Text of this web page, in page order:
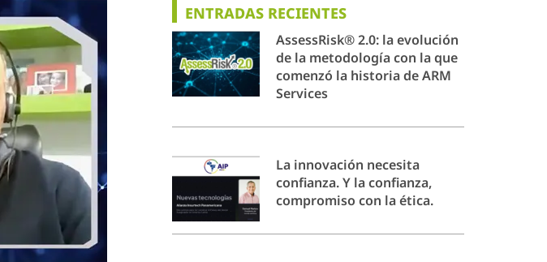
ENTRADAS RECIENTES
AssessRisk® 2.0: la evolución
de la metodología con la que
comenzó la historia de ARM
Services
La innovación necesita
confianza. Y la confianza,
compromiso con la ética.